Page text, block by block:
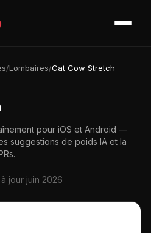
/Lombaires/Cat Cow Stretch
pour iOS et Android —
suggestions de poids IA et la
à jour juin 2026